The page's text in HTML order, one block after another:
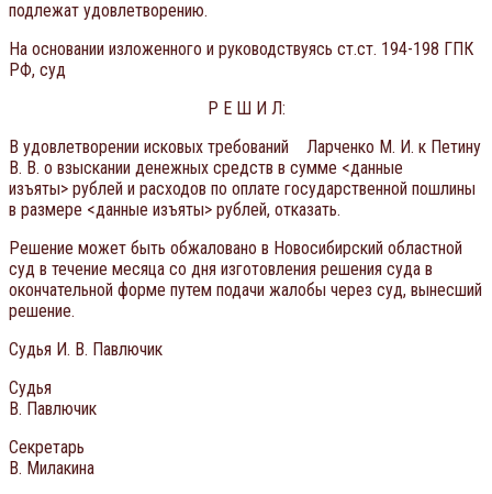
подлежат удовлетворению.
На основании изложенного и руководствуясь ст.ст. 194-198 ГПК
РФ, суд
Р Е Ш И Л:
В удовлетворении исковых требований Ларченко М. И. к Петину
В. В. о взыскании денежных средств в сумме <данные
изъяты> рублей и расходов по оплате государственной пошлины
в размере <данные изъяты> рублей, отказать.
Решение может быть обжаловано в Новосибирский областной
суд в течение месяца со дня изготовления решения суда в
окончательной форме путем подачи жалобы через суд, вынесший
решение.
Судья И. В. Павлючик
Судья
В. Павлючик
Секретарь
В. Милакина